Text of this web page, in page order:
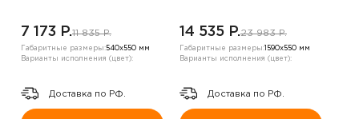
7 173 P.11 835 P.
Габаритные размеры:540х550 мм
Варианты исполнения (цвет):
Доставка по РФ.
14 535 P.23 983 P.
Габаритные размеры: 1590х550 мм
Варианты исполнения (цвет):
Доставка по РФ.